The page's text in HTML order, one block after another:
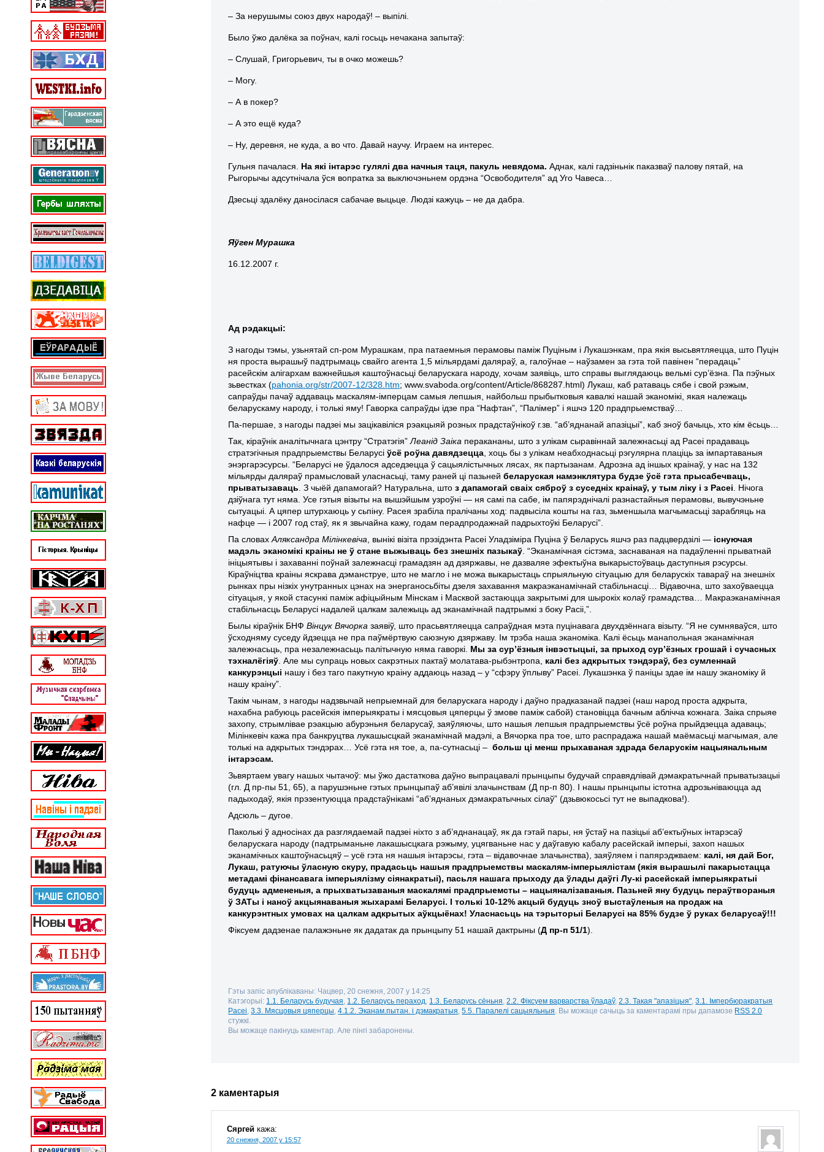
– За нерушымы союз двух народаў! – выпілі.
Было ўжо далёка за поўнач, калі госьць нечакана запытаў:
– Слушай, Григорьевич, ты в очко можешь?
– Могу.
– А в покер?
– А это ещё куда?
– Ну, деревня, не куда, а во что. Давай научу. Играем на интерес.
Гульня пачалася. На які інтарэс гулялі два начныя таця, пакуль невядома. Аднак, калі гадзіньнік паказваў палову пятай, на
Рыгорычы адсутнічала ўся вопратка за выключэньнем ордэна “Освободителя” ад Уго Чавеса…
Дзесьці здалёку даносілася сабачае выцьце. Людзі кажуць – не да дабра.
Яўген Мурашка
16.12.2007 г.
Ад рэдакцыі:
З нагоды тэмы, узьнятай сп-ром Мурашкам, пра патаемныя перамовы паміж Пуціным і Лукашэнкам, пра якія высьвятляецца, што Пуцін
ня проста вырашыў падтрымаць свайго агента 1,5 мільярдамі даляраў, а, галоўнае – наўзамен за гэта той павінен “перадаць”
расейскім алігархам важнейшыя каштоўнасьці беларускага народу, хочам заявіць, што справы выглядаюць вельмі сур’ёзна. Па пэўных
зьвестках (pahonia .org/str/2007-12/328. htm; www.svaboda.org/content/Article/868287.html) Лукаш, каб ратаваць сябе і свой рэжым,
сапраўды пачаў аддаваць маскалям-імперцам самыя лепшыя, найбольш прыбытковыя кавалкі нашай эканомікі, якая належаць
беларускаму народу, і толькі яму! Гаворка сапраўды ідзе пра “Нафтан”, “Палімер” і яшчэ 120 прадпрыемстваў…
Па-першае, з нагоды падзеі мы зацікавіліся рэакцыяй розных прадстаўнікоў г.зв. “аб’яднанай апазіцыі”, каб зноў бачыць, хто кім ёсьць…
Так, кіраўнік аналітычнага цэнтру “Стратэгія”Леанід Заіка перакананы, што з улікам сыравіннай залежнасьці ад Расеі прадаваць
стратэгічныя прадпрыемствы Беларусі ўсё роўна давядзецца , хоць бы з улікам неабходнасьці рэгулярна плаціць за імпартаваныя
энэргарэсурсы. “Беларусі не ўдалося адседзецца ў сацыялістычных лясах, як партызанам.Адрозна ад іншых краінаў, у нас на 132
мільярды даляраў прамысловай уласнасьці, таму раней ці пазьней беларуская намэнклятура будзе ўсё гэта прысабечваць,
прыватызаваць . З чыёй дапамогай? Натуральна, штоз дапамогай сваіх сяброў з суседніх краінаў, у тым ліку і з Расеі . Нічога
дзіўнага тут няма. Усе гэтыя візыты на вышэйшым узроўні — ня самі па сабе, ім папярэднічалі разнастайныя перамовы, вывучэньне
сытуацыі. А цяпер штурхаюць у сьпіну. Расея зрабіла пралічаны ход: падвысіла кошты на газ, зьменшыла магчымасьці зарабляць на
нафце — і 2007 год стаў, як я звычайна кажу, годам перадпродажнай падрыхтоўкі Беларусі”.
Па словахАляксандра Мілінкевіча , вынікі візіта прэзідэнта Расеі Уладзіміра Пуціна ў Беларусь яшчэ раз падцвердзілі — існуючая
мадэль эканомікі краіны не ў стане выжываць без знешніх пазыкаў . “Эканамічная сістэма, заснаваная на падаўленні прыватнай
ініцыятывы і захаванні поўнай залежнасці грамадзян ад дзяржавы, не дазваляе эфектыўна выкарыстоўваць даступныя рэсурсы.
Кіраўніцтва краіны яскрава дэманструе, што не магло і не можа выкарыстаць спрыяльную сітуацыю для беларускіх тавараў на знешніх
рынках пры нізкіх унутранных цэнах на энерганосьбіты дзеля захавання макраэканамічнай стабільнасці… Відавочна, што захоўваецца
сітуацыя, у якой стасункі паміж афіцыйным Мінскам і Масквой застаюцца закрытымі для шырокіх колаў грамадства… Макраэканамічная
стабільнасць Беларусі надалей цалкам залежыць ад эканамічнай падтрымкі з боку Расіі,”.
Былы кіраўнік БНФВінцук Вячорка заявіў, што прасьвятляецца сапраўдная мэта пуцінавага двухдзённага візыту. “Я не сумняваўся, што
ўсходняму суседу йдзецца не пра паўмёртвую саюзную дзяржаву. Ім трэба наша эканоміка. Калі ёсьць манапольная эканамічная
залежнасьць, пра незалежнасьць палітычную няма гаворкі. Мы за сур’ёзныя інвэстыцыі, за прыход сур’ёзных грошай і сучасных
тэхналёгіяў . Але мы супраць новых сакрэтных пактаў молатава-рыбэнтропа, калі без адкрытых тэндэраў, без сумленнай
канкурэнцыі нашу і без таго пакутную краіну аддаюць назад – у “сфэру ўплыву” Расеі. Лукашэнка ў паніцы здае ім нашу эканоміку й
нашу краіну”
Такім чынам, з нагоды надзвычай непрыемнай для беларускага народу і даўно прадказанай падзеі (наш народ проста адкрыта,
нахабна рабуюць расейскія імперыякраты і мясцовыя цяперцы ў змове паміж сабой) становіцца бачным аблічча кожнага. Заіка спрыяе
захопу, стрымлівае рэакцыю абурэньня беларусаў, заяўляючы, што нашыя лепшыя прадпрыемствы ўсё роўна прыйдзецца адаваць;
Мілінкевіч кажа пра банкруцтва лукашысцкай эканамічнай мадэлі, а Вячорка пра тое, што распрадажа нашай маёмасьці магчымая, але
толькі на адкрытых тэндэрах… Усё гэта ня тое, а, па-сутнасьці – больш ці менш прыхаваная здрада беларускім нацыянальным
інтарэсам.
Зьвяртаем увагу нашых чытачоў: мы ўжо дастаткова даўно выпрацавалі прынцыпы будучай справядлівай дэмакратычнай прыватызацыі
(гл. Д пр-пы 51, 65), а парушэньне гэтых прынцыпаў аб’явілі злачынствам (Д пр-п 80). І нашы прынцыпы істотна адрозьніваюцца ад
падыходаў, якія прэзентуюцца прадстаўнікамі “аб’яднаных дэмакратычных сілаў” (дзьвюкосьсі тут не выпадкова!).
Адсюль – дугое.
Паколькі ў адносінах да разглядаемай падзеі ніхто з аб’яднанацаў, як да гэтай пары, ня ўстаў на пазіцыі аб’ектыўных інтарэсаў
беларускага народу (падтрыманьне лакашысцкага рэжыму, уцягваньне нас у даўгавую кабалу расейскай імперыі, захоп нашых
эканамічных каштоўнасьцяў – усё гэта ня нашыя інтарэсы, гэта – відавочнае злачынства), заяўляем і папярэджваем: калі, ня дай Бог,
Лукаш, ратуючы ўласную скуру, прадасьць нашыя прадпрыемствы маскалям-імперыялістам (якія вырашылі пакарыстацца
метадамі фінансавага імперыялізму сіянакратыі), пасьля нашага прыходу да ўлады даўгі Лу-кі расейскай імперыякратыі
будуць адмененыя, а прыхватызаваныя маскалямі прадпрыемсты – нацыяналізаваныя. Пазьней яну будуць пераўтвораныя
ў ЗАТы і наноў акцыянаваныя жыхарамі Беларусі. І толькі 10-12% акцый будуць зноў выстаўленыя на продаж на
канкурэнтных умовах на цалкам адкрытых аўкцыёнах! Уласнасьць на тэрыторыі Беларусі на 85% будзе ў руках беларусаў!!!
Фіксуем дадзенае палажэньне як дадатак да прынцыпу 51 нашай дактрыны (Д пр-п 51/1).
Гэты запіс апублікаваны: Чацвер, 20 снежня, 2007 у 14:25
Катэгорыі: 1.1. Беларусь будучая 1.2. Беларусь пераход 1.3. Беларусь сёньня ,2.2. Фіксуем варварства ўладаў,2.3. Такая "апазіцыя" ,3.1. Імпербюракратыя
Расеі ,3.3. Мясцовыя цяперцы ,4.1.2. Эканам.пытан. і дэмакратыя ,5.5. Паралелі сацыяльныя . Вы можаце сачыць за каментарамі пры дапамозе RSS 2.0
стужкі.
Вы можаце пакінуць каментар. Але пінгі забаронены.
2 каментарыя
Сяргей кажа:
20 снежня, 2007 у 15:57